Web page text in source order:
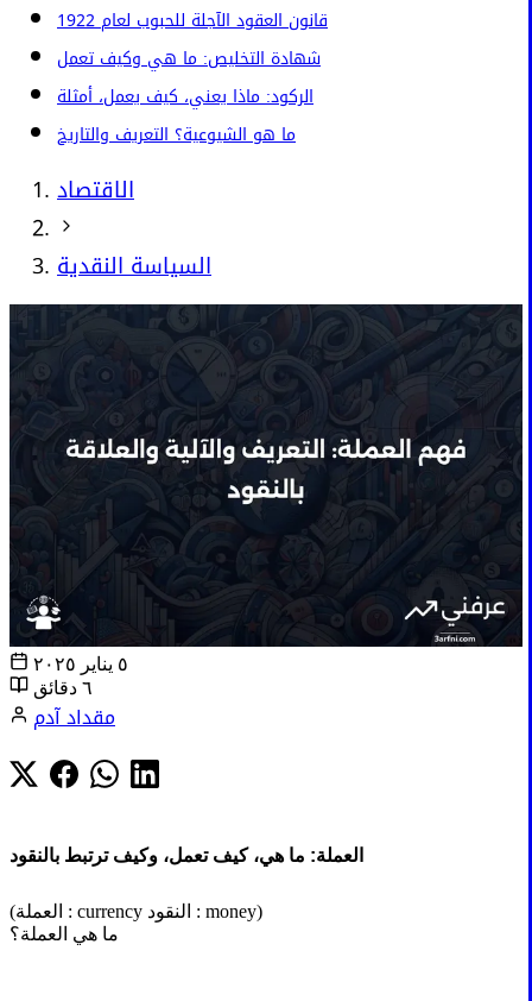
قانون العقود الآجلة للحبوب لعام 1922
شهادة التخليص: ما هي وكيف تعمل
الركود: ماذا يعني، كيف يعمل، أمثلة
ما هو الشيوعية؟ التعريف والتاريخ
الاقتصاد
السياسة النقدية
٥ يناير ٢٠٢٥
٦ دقائق
مقداد آدم
العملة: ما هي، كيف تعمل، وكيف ترتبط بالنقود
(العملة : currency النقود : money)
ما هي العملة؟